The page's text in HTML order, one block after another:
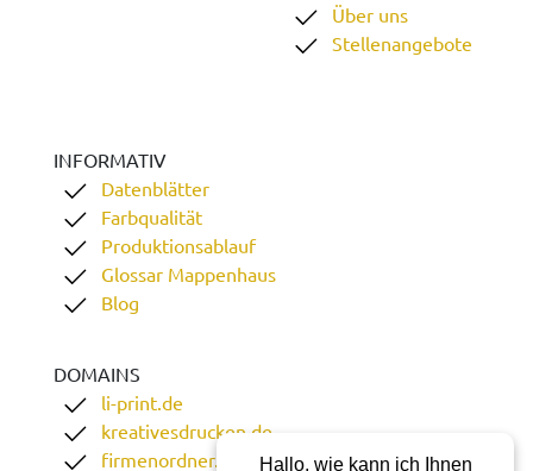
Über uns
Stellenangebote
INFORMATIV
Datenblätter
Farbqualität
Produktionsablauf
Glossar Mappenhaus
Blog
DOMAINS
li-print.de
kreativesdrucken.de
firmenordner.de
Hallo, wie kann ich Ihnen